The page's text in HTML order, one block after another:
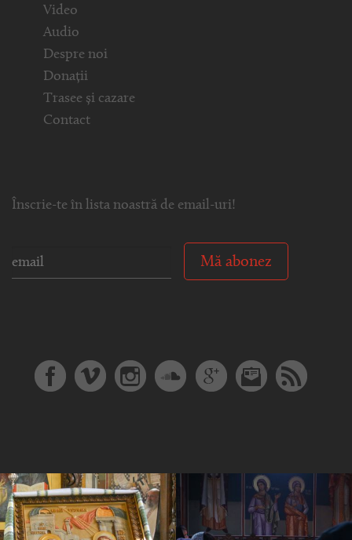
Video
Audio
Despre noi
Donații
Trasee și cazare
Contact
Înscrie-te în lista noastră de email-uri!
Mă abonez